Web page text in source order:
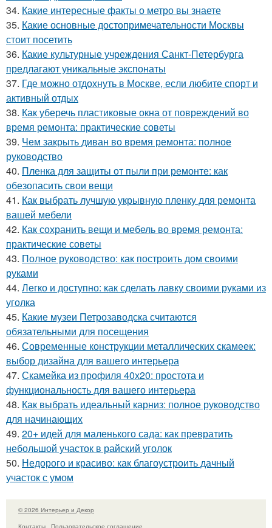
34. Какие интересные факты о метро вы знаете
35. Какие основные достопримечательности Москвы
стоит посетить
36. Какие культурные учреждения Санкт-Петербурга
предлагают уникальные экспонаты
37. Где можно отдохнуть в Москве, если любите спорт и
активный отдых
38. Как уберечь пластиковые окна от повреждений во
время ремонта: практические советы
39. Чем закрыть диван во время ремонта: полное
руководство
40. Пленка для защиты от пыли при ремонте: как
обезопасить свои вещи
41. Как выбрать лучшую укрывную пленку для ремонта
вашей мебели
42. Как сохранить вещи и мебель во время ремонта:
практические советы
43. Полное руководство: как построить дом своими
руками
44. Легко и доступно: как сделать лавку своими руками из
уголка
45. Какие музеи Петрозаводска считаются
обязательными для посещения
46. Современные конструкции металлических скамеек:
выбор дизайна для вашего интерьера
47. Скамейка из профиля 40х20: простота и
функциональность для вашего интерьера
48. Как выбрать идеальный карниз: полное руководство
для начинающих
49. 20+ идей для маленького сада: как превратить
небольшой участок в райский уголок
50. Недорого и красиво: как благоустроить дачный
участок с умом
© 2026 Интерьер и Декор
Контакты
Пользовательское соглашение